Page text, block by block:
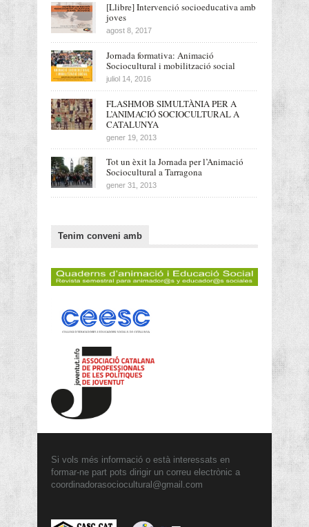
[Llibre] Intervenció socioeducativa amb
joves
agost 8, 2017
Jornada formativa: Animació
Sociocultural i mobilització social
juliol 14, 2016
FLASHMOB SIMULTÀNIA PER A
L’ANIMACIÓ SOCIOCULTURAL A
CATALUNYA
gener 19, 2013
Tot un èxit la Jornada per l’Animació
Sociocultural a Tarragona
gener 31, 2013
Tenim conveni amb
Si vols més informació o està interessats en
formar-ne part pots dirigir un correu electrònic a
coordinadorasociocultural@gmail.com